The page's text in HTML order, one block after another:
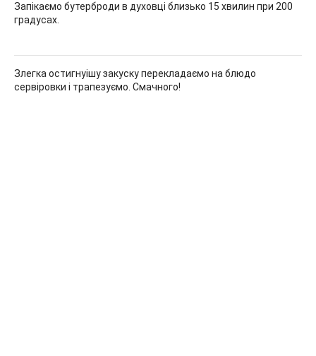
Запікаємо бутерброди в духовці близько 15 хвилин при 200
градусах.
Злегка остигнуішу закуску перекладаємо на блюдо
сервіровки і трапезуємо. Смачного!